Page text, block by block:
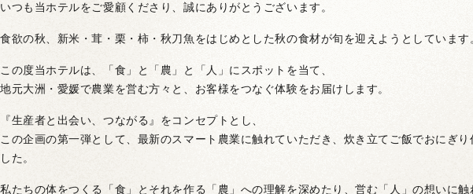
いつも当ホテルをご愛顧くださり、誠にありがとうございます。
食欲の秋、新米・茸・栗・柿・秋刀魚をはじめとした秋の食材が旬を迎えようとしています
この度当ホテルは、「食」と「農」と「人」にスポットを当て、
地元大洲・愛媛で農業を営む方々と、お客様をつなぐ体験をお届けします。
『生産者と出会い、つながる』をコンセプトとし、
この企画の第一弾として、最新のスマート農業に触れていただき、炊き立てご飯でおにぎ
した。
私たちの体をつくる「食」とそれを作る「農」への理解を深めたり、営む「人」の想いに触